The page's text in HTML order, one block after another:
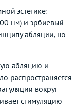
эстетике:
нм) и эрбиевый
абляции, но
абляцию и
распространяется
вокруг
стимуляцию